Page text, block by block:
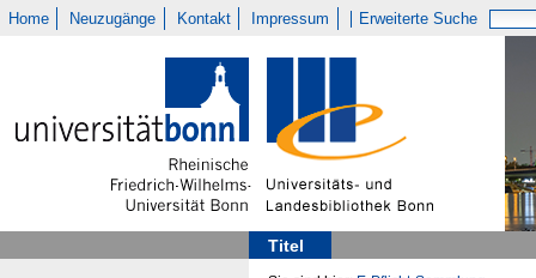
Home Neuzugänge Kontakt Impressum Erweiterte Suche
Titel